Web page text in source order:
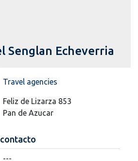
Senglan Echeverria
Travel agencies
Feliz de Lizarza 853
Pan de Azucar
---